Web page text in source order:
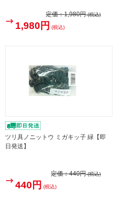
定価：1,980円(税込)
1,980円 (税込)
ツリ具ノニットウ ミガキッ子 緑【即
日発送】
定価：440円(税込)
440円 (税込)